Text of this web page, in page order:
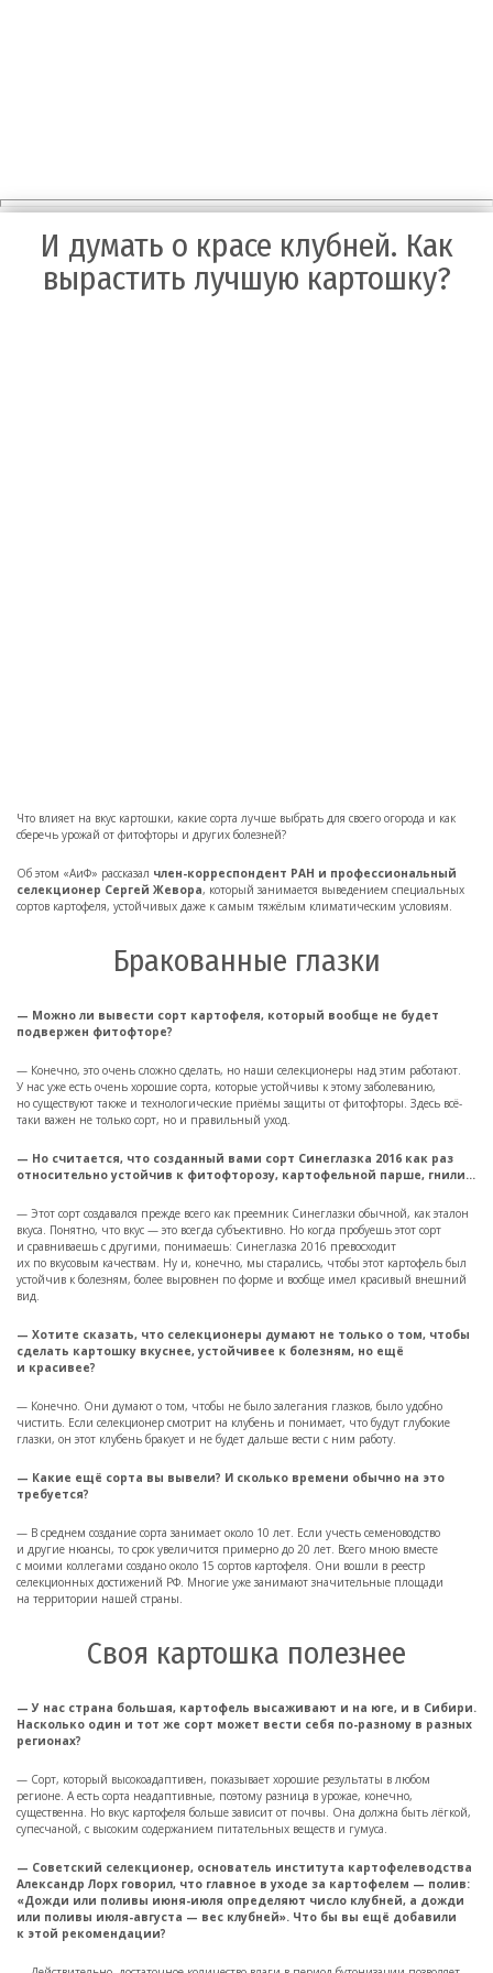
садоводам и
И думать о красе клубней. Как
вырастить лучшую картошку?
Что влияет на вкус картошки, какие сорта лучше выбрать для своего огорода и как
сберечь урожай от фитофторы и других болезней?
Об этом «АиФ» рассказал член-корреспондент РАН и профессиональный
селекционер Сергей Жевора, который занимается выведением специальных
сортов картофеля, устойчивых даже к самым тяжёлым климатическим условиям.
Бракованные глазки
— Можно ли вывести сорт картофеля, который вообще не будет
подвержен фитофторе?
— Конечно, это очень сложно сделать, но наши селекционеры над этим работают.
У нас уже есть очень хорошие сорта, которые устойчивы к этому заболеванию,
но существуют также и технологические приёмы защиты от фитофторы. Здесь всё-
таки важен не только сорт, но и правильный уход.
— Но считается, что созданный вами сорт Синеглазка 2016 как раз
относительно устойчив к фитофторозу, картофельной парше, гнили…
— Этот сорт создавался прежде всего как преемник Синеглазки обычной, как эталон
вкуса. Понятно, что вкус — это всегда субъективно. Но когда пробуешь этот сорт
и сравниваешь с другими, понимаешь: Синеглазка 2016 превосходит
их по вкусовым качествам. Ну и, конечно, мы старались, чтобы этот картофель был
устойчив к болезням, более выровнен по форме и вообще имел красивый внешний
вид.
— Хотите сказать, что селекционеры думают не только о том, чтобы
сделать картошку вкуснее, устойчивее к болезням, но ещё
и красивее?
— Конечно. Они думают о том, чтобы не было залегания глазков, было удобно
чистить. Если селекционер смотрит на клубень и понимает, что будут глубокие
глазки, он этот клубень бракует и не будет дальше вести с ним работу.
— Какие ещё сорта вы вывели? И сколько времени обычно на это
требуется?
— В среднем создание сорта занимает около 10 лет. Если учесть семеноводство
и другие нюансы, то срок увеличится примерно до 20 лет. Всего мною вместе
с моими коллегами создано около 15 сортов картофеля. Они вошли в реестр
селекционных достижений РФ. Многие уже занимают значительные площади
на территории нашей страны.
Своя картошка полезнее
— У нас страна большая, картофель высаживают и на юге, и в Сибири.
Насколько один и тот же сорт может вести себя по-разному в разных
регионах?
— Сорт, который высокоадаптивен, показывает хорошие результаты в любом
регионе. А есть сорта неадаптивные, поэтому разница в урожае, конечно,
существенна. Но вкус картофеля больше зависит от почвы. Она должна быть лёгкой,
супесчаной, с высоким содержанием питательных веществ и гумуса.
— Советский селекционер, основатель института картофелеводства
Александр Лорх говорил, что главное в уходе за картофелем — полив:
«Дожди или поливы июня-июля определяют число клубней, а дожди
или поливы июля-августа — вес клубней». Что бы вы ещё добавили
к этой рекомендации?